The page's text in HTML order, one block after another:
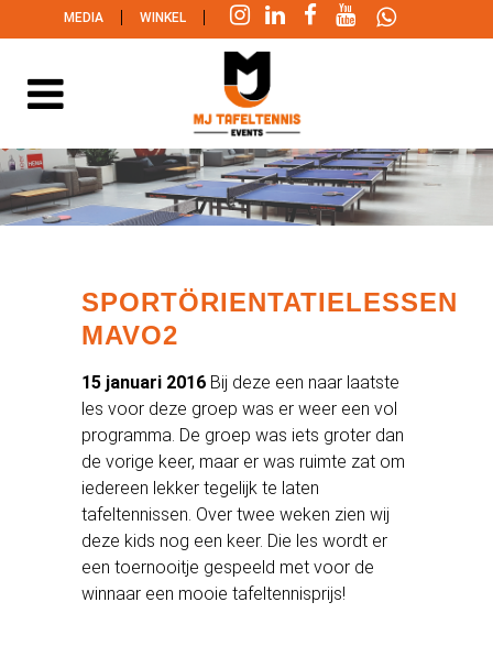
MEDIA | WINKEL |
SPORTÖRIENTATIELESSEN
MAVO2
15 januari 2016 Bij deze een naar laatste
les voor deze groep was er weer een vol
programma. De groep was iets groter dan
de vorige keer, maar er was ruimte zat om
iedereen lekker tegelijk te laten
tafeltennissen. Over twee weken zien wij
deze kids nog een keer. Die les wordt er
een toernooitje gespeeld met voor de
winnaar een mooie tafeltennisprijs!